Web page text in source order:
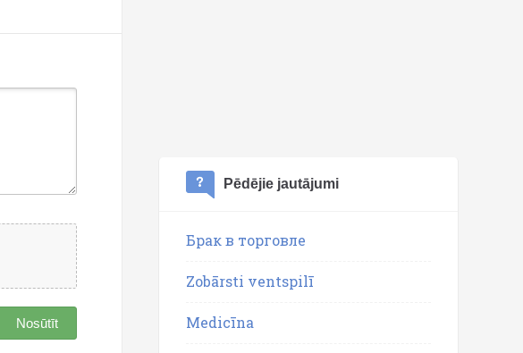
Nosūtīt
Pēdējie jautājumi
Брак в торговле
Zobārsti ventspilī
Medicīna